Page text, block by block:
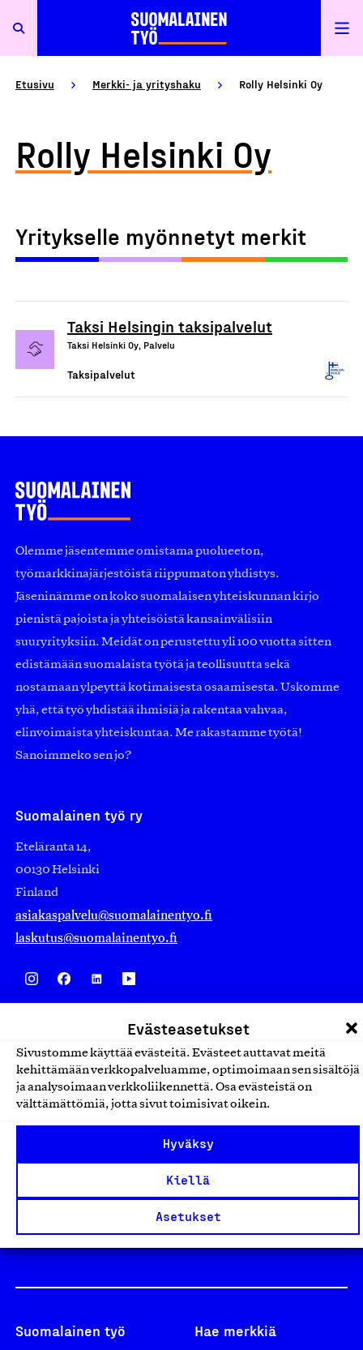
Evästeasetukset
Sivustomme käyttää evästeitä. Evästeet auttavat meitä
kehittämään verkkopalveluamme, optimoimaan sen sisältöjä
ja analysoimaan verkkoliikennettä. Osa evästeistä on
välttämättömiä, jotta sivut toimisivat oikein.
Hyväksy
Kiellä
Asetukset
Etusivu Merkki- ja yrityshaku Rolly Helsinki Oy
Rolly Helsinki Oy
Yritykselle myönnetyt merkit
Taksi Helsingin taksipalvelut
Taksi Helsinki Oy, Palvelu
Taksipalvelut
Olemme jäsentemme omistama puolueeton,
työmarkkinajärjestöistä riippumaton yhdistys.
Jäseninämme on koko suomalaisen yhteiskunnan kirjo
pienistä pajoista ja yhteisöistä kansainvälisiin
suuryrityksiin. Meidät on perustettu yli 100 vuotta sitten
edistämään suomalaista työtä ja teollisuutta sekä
nostamaan ylpeyttä kotimaisesta osaamisesta. Uskomme
yhä, että työ yhdistää ihmisiä ja rakentaa vahvaa,
elinvoimaista yhteiskuntaa. Me rakastamme työtä!
Sanoimmeko sen jo?
Suomalainen työ ry
Eteläranta 14,
00130 Helsinki
Finland
asiakaspalvelu@suomalainentyo.fi
laskutus@suomalainentyo.fi
Design From Finland
Yhteiskunnallinen Yritys -merkki
Suomalainen työ Hae merkkiä